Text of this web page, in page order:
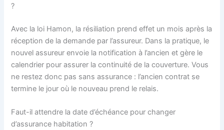
?
Avec la loi Hamon, la résiliation prend effet un mois après la
réception de la demande par l’assureur. Dans la pratique, le
nouvel assureur envoie la notification à l’ancien et gère le
calendrier pour assurer la continuité de la couverture. Vous
ne restez donc pas sans assurance : l’ancien contrat se
termine le jour où le nouveau prend le relais.
Faut-il attendre la date d’échéance pour changer
d’assurance habitation ?